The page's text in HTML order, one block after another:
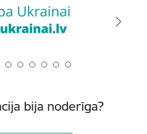
bija noderīga?